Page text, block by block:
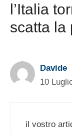
l’Italia
scatta la
Davide
10
il vostro